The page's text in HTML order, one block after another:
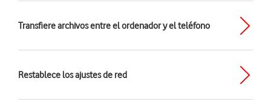
Transfiere archivos entre el ordenador y el teléfono
Restablece los ajustes de red